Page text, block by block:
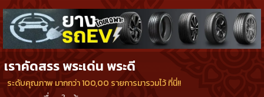
เราคัดสรร พระเด่น พระดี
ระดับคุณภาพ มากกว่า 100,00 รายการมารวมไว้ ที่นี่!!